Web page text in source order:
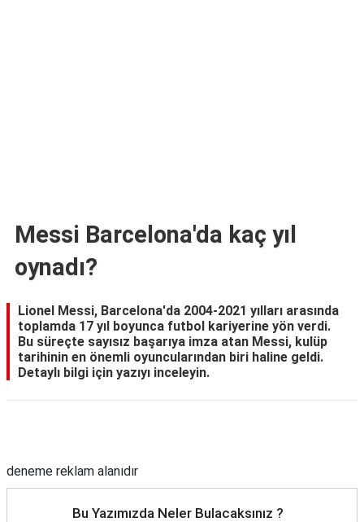
Messi Barcelona'da kaç yıl
oynadı?
Lionel Messi, Barcelona'da 2004-2021 yılları arasında
toplamda 17 yıl boyunca futbol kariyerine yön verdi.
Bu süreçte sayısız başarıya imza atan Messi, kulüp
tarihinin en önemli oyuncularından biri haline geldi.
Detaylı bilgi için yazıyı inceleyin.
deneme reklam alanıdır
Bu Yazımızda Neler Bulacaksınız ?